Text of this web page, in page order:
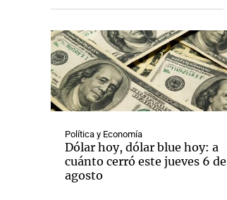
Política y Economía
Dólar hoy, dólar blue hoy: a
cuánto cerró este jueves 6 de
agosto